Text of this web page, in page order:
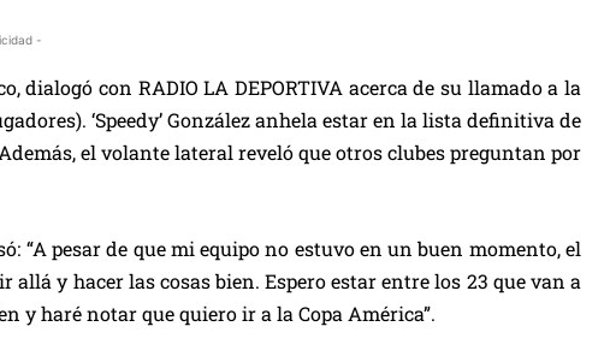
-
dialogó con RADIO LA DEPORTIVA acerca de su llamado a la
‘Speedy’ González anhela estar en la lista definitiva de
el volante lateral reveló que otros clubes preguntan por
“A pesar de que mi equipo no estuvo en un buen momento, el
y hacer las cosas bien. Espero estar entre los 23 que van a
y haré notar que quiero ir a la Copa América”.